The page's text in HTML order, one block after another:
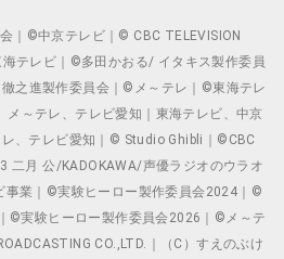
｜©中京テレビ｜© CBC TELEVISION
テレビ｜©多田かおる/ イタキス製作委員
之進製作委員会｜©メ～テレ｜©東海テレ
メ～テレ、テレビ愛知｜東海テレビ、中京
レ、テレビ愛知｜© Studio Ghibli｜©CBC
二月 公/KADOKAWA/声優ラジオのウラオ
事業｜©実験ヒーロー製作委員会2024｜©
©実験ヒーロー製作委員会2026｜©メ～テ
CO.,LTD.｜（C）すえのぶけ